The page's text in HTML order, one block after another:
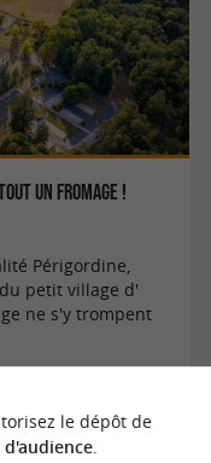
un fromage !
Périgordine,
petit village d'
ne s'y trompent
Carlux
le dépôt de
d'audience.